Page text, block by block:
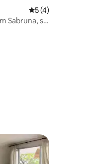
5 de uma
5 (4)
Sabruna, sul